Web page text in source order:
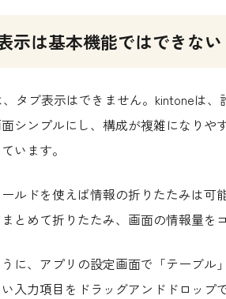
示は基本機能ではできない
タブ表示はできません。kintoneは
シンプルにし、構成が複雑になり
います。
ルドを使えば情報の折りたたみは
とめて折りたたみ、画面の情報量を
に、アプリの設定画面で「テーブル
入力項目をドラッグアンドドロッ